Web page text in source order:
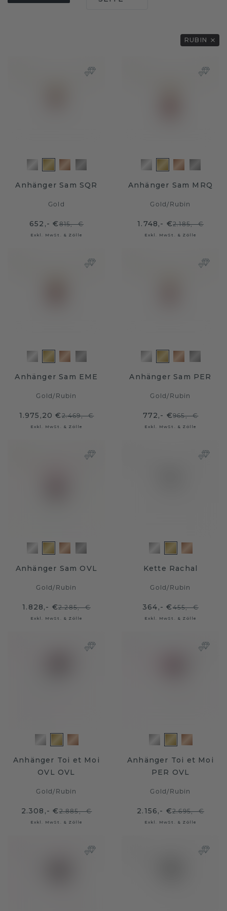
RUBIN
Anhänger Sam SQR
Gold
652,- €815,- €
Exkl. MwSt. & Zölle
Anhänger Sam MRQ
Gold/ Rubin
1.748,- €2.185,- €
Exkl. MwSt. & Zölle
Anhänger Sam EME
Gold/ Rubin
1.975,20 €2.469,- €
Exkl. MwSt. & Zölle
Anhänger Sam PER
Gold/ Rubin
772,- €965,- €
Exkl. MwSt. & Zölle
Anhänger Sam OVL
Gold/ Rubin
1.828,- €2.285,- €
Exkl. MwSt. & Zölle
Kette Rachal
Gold/ Rubin
364,- €455,- €
Exkl. MwSt. & Zölle
Anhänger Toi et Moi
OVL OVL
Gold/ Rubin
2.308,- €2.885,- €
Exkl. MwSt. & Zölle
Anhänger Toi et Moi
PER OVL
Gold/ Rubin
2.156,- €2.695,- €
Exkl. MwSt. & Zölle